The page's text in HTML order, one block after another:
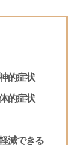
的症状
的症状
減できる